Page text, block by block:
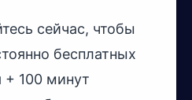
сейчас, чтобы
бесплатных
+ 100 минут